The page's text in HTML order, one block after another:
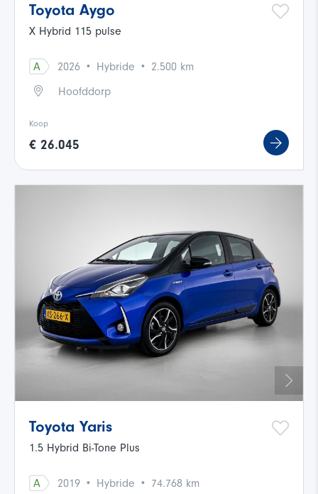
Toyota Aygo
X Hybrid 115 pulse
A 2026 · Hybride · 2.500 km
Hoofddorp
Koop
€ 26.045
Toyota Yaris
1.5 Hybrid Bi-Tone Plus
A 2019 · Hybride · 74.768 km